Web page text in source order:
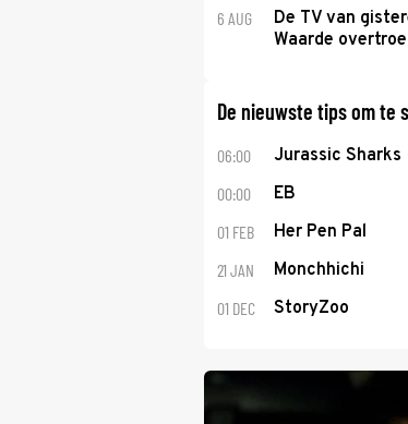
6 AUG
De TV van
Waarde
De nieuwste tips om te
06:00 Jurassic Sharks
00:00 EB
01 FEB Her Pen Pal
21 JAN Monchhichi
01 DEC StoryZoo